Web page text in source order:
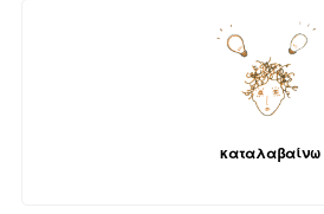
καταλαβαίνω